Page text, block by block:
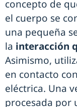
concepto de
el cuerpo se
una pequeña
la interacción
Asimismo,
en contacto
eléctrica. Una
procesada por